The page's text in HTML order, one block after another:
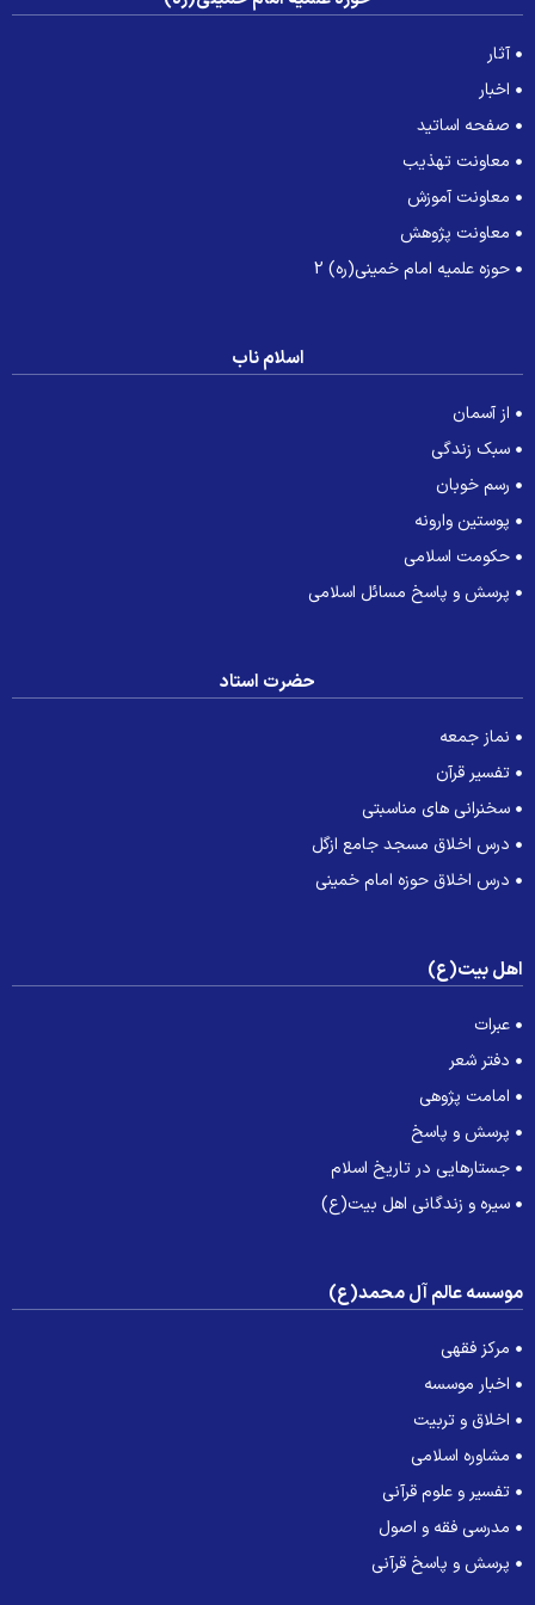
آثار
اخبار
صفحه اساتید
معاونت تهذیب
معاونت آموزش
معاونت پژوهش
حوزه علمیه امام خمینی(ره) 2
اسلام ناب
از آسمان
سبک زندگی
رسم خوبان
پوستین وارونه
حکومت اسلامی
پرسش و پاسخ مسائل اسلامی
حضرت استاد
نماز جمعه
تفسیر قرآن
سخنرانی های مناسبتی
درس اخلاق مسجد جامع ازگل
درس اخلاق حوزه امام خمینی
بیت(ع)
عبرات
دفتر شعر
امامت پژوهی
پرسش و پاسخ
جستارهایی در تاریخ اسلام
سیره و زندگانی اهل بیت(ع)
عالم آل محمد(ع)
مرکز فقهی
اخبار موسسه
اخلاق و تربیت
مشاوره اسلامی
تفسیر و علوم قرآنی
مدرسی فقه و اصول
پرسش و پاسخ قرآنی